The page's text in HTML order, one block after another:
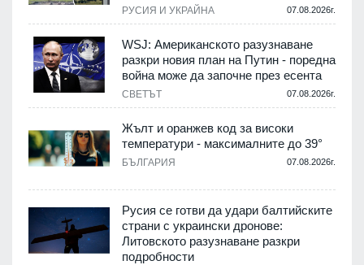
РУСИЯ И УКРАЙНА 07.08.2026г.
WSJ: Американското разузнаване
разкри новия план на Путин - поредна
война може да започне през есента
СВЕТЪТ 07.08.2026г.
Жълт и оранжев код за високи
температури - максималните до 39°
БЪЛГАРИЯ 07.08.2026г.
Русия се готви да удари балтийските
страни с украински дронове:
Литовското разузнаване разкри
подробности